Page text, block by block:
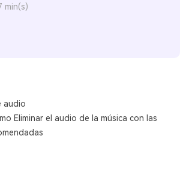
min(s)
audio
Eliminar el audio de la música con las